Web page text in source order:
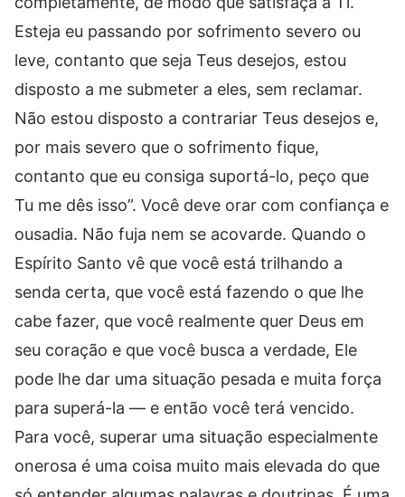
Esteja eu passando por sofrimento severo ou
leve, contanto que seja Teus desejos, estou
disposto a me submeter a eles, sem reclamar.
Não estou disposto a contrariar Teus desejos e,
por mais severo que o sofrimento fique,
contanto que eu consiga suportá-lo, peço que
Tu me dês isso”. Você deve orar com confiança e
ousadia. Não fuja nem se acovarde. Quando o
Espírito Santo vê que você está trilhando a
senda certa, que você está fazendo o que lhe
cabe fazer, que você realmente quer Deus em
seu coração e que você busca a verdade, Ele
pode lhe dar uma situação pesada e muita força
para superá-la — e então você terá vencido.
Para você, superar uma situação especialmente
onerosa é uma coisa muito mais elevada do que